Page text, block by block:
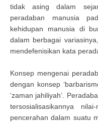
tidak asing dalam
peradaban manusia
kehidupan manusia di
dalam berbagai
mendefenisikan kata
Konsep mengenai
dengan konsep
‘zaman jahiliyah’.
tersosialisasikannya
pencerahan dalam suatu